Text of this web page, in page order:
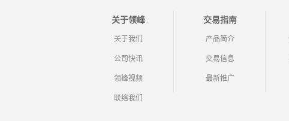
关于领峰
关于我们
公司快讯
领峰视频
联络我们
交易指南
产品简介
交易信息
最新推广